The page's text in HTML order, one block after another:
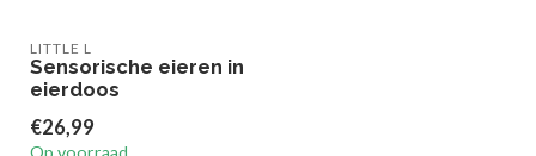
LITTLE L
Sensorische eieren in
eierdoos
€26,99
Op voorraad